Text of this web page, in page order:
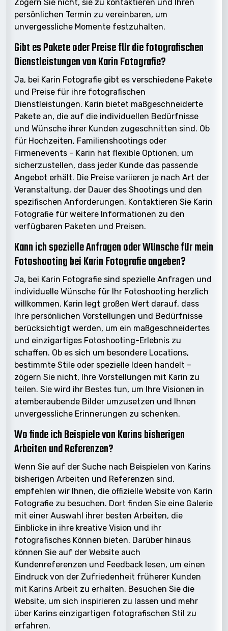
Zögern Sie nicht, sie zu kontaktieren und Ihren
persönlichen Termin zu vereinbaren, um
unvergessliche Momente festzuhalten.
Gibt es Pakete oder Preise für die fotografischen
Dienstleistungen von Karin Fotografie?
Ja, bei Karin Fotografie gibt es verschiedene Pakete
und Preise für ihre fotografischen
Dienstleistungen. Karin bietet maßgeschneiderte
Pakete an, die auf die individuellen Bedürfnisse
und Wünsche ihrer Kunden zugeschnitten sind. Ob
für Hochzeiten, Familienshootings oder
Firmenevents – Karin hat flexible Optionen, um
sicherzustellen, dass jeder Kunde das passende
Angebot erhält. Die Preise variieren je nach Art der
Veranstaltung, der Dauer des Shootings und den
spezifischen Anforderungen. Kontaktieren Sie Karin
Fotografie für weitere Informationen zu den
verfügbaren Paketen und Preisen.
Kann ich spezielle Anfragen oder Wünsche für mein
Fotoshooting bei Karin Fotografie angeben?
Ja, bei Karin Fotografie sind spezielle Anfragen und
individuelle Wünsche für Ihr Fotoshooting herzlich
willkommen. Karin legt großen Wert darauf, dass
Ihre persönlichen Vorstellungen und Bedürfnisse
berücksichtigt werden, um ein maßgeschneidertes
und einzigartiges Fotoshooting-Erlebnis zu
schaffen. Ob es sich um besondere Locations,
bestimmte Stile oder spezielle Ideen handelt –
zögern Sie nicht, Ihre Vorstellungen mit Karin zu
teilen. Sie wird ihr Bestes tun, um Ihre Visionen in
atemberaubende Bilder umzusetzen und Ihnen
unvergessliche Erinnerungen zu schenken.
Wo finde ich Beispiele von Karins bisherigen
Arbeiten und Referenzen?
Wenn Sie auf der Suche nach Beispielen von Karins
bisherigen Arbeiten und Referenzen sind,
empfehlen wir Ihnen, die offizielle Website von Karin
Fotografie zu besuchen. Dort finden Sie eine Galerie
mit einer Auswahl ihrer besten Arbeiten, die
Einblicke in ihre kreative Vision und ihr
fotografisches Können bieten. Darüber hinaus
können Sie auf der Website auch
Kundenreferenzen und Feedback lesen, um einen
Eindruck von der Zufriedenheit früherer Kunden
mit Karins Arbeit zu erhalten. Besuchen Sie die
Website, um sich inspirieren zu lassen und mehr
über Karins einzigartigen fotografischen Stil zu
erfahren.